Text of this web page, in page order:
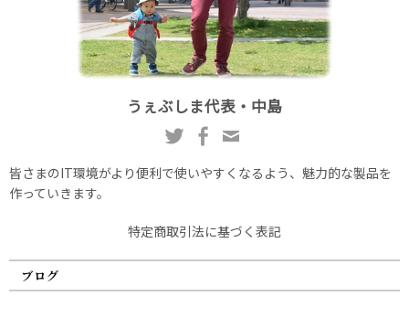
うぇぶしま代表・中島
皆さまのIT環境がより便利で使いやすくなるよう、魅力的な製品を
作っていきます。
特定商取引法に基づく表記
ブログ